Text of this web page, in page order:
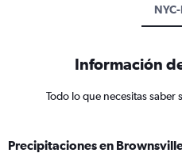
Información
Todo lo que necesitas
Precipitaciones en